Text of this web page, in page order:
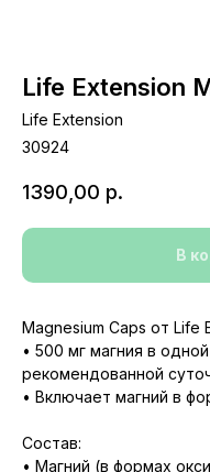
Life Extension
Life Extension
30924
1390,00 р.
В
Magnesium Caps от Life
• 500 мг магния в
рекомендованной
• Включает магний в
Состав:
• Магний (в формах